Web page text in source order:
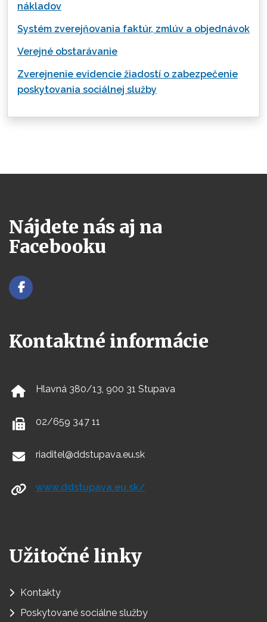
nákladov
Systém zverejňovania faktúr, zmlúv a objednávok
Verejné obstarávanie
Zverejnenie evidencie žiadostí o zabezpečenie
poskytovania sociálnej služby
Nájdete nás aj na
Facebooku
Kontaktné informácie
Hlavná 380/13, 900 31 Stupava
02/659 347 11
riaditel@ddstupava.eu.sk
www.ddstupava.eu.sk/
Užitočné linky
Kontakty
Poskytované sociálne služby